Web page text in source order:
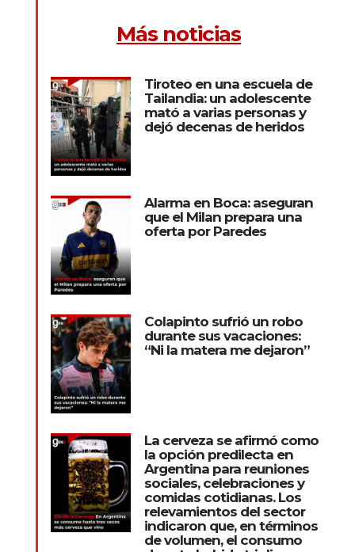
Más noticias
Tiroteo en una escuela de
Tailandia: un adolescente
mató a varias personas y
dejó decenas de heridos
Alarma en Boca: aseguran
que el Milan prepara una
oferta por Paredes
Colapinto sufrió un robo
durante sus vacaciones:
“Ni la matera me dejaron”
La cerveza se afirmó como
la opción predilecta en
Argentina para reuniones
sociales, celebraciones y
comidas cotidianas. Los
relevamientos del sector
indicaron que, en términos
de volumen, el consumo